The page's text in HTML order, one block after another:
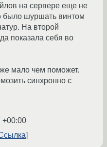
на сервере еще не
было шуршать винтом
На второй
показала себя во
мало чем поможет.
синхронно с
+00:00